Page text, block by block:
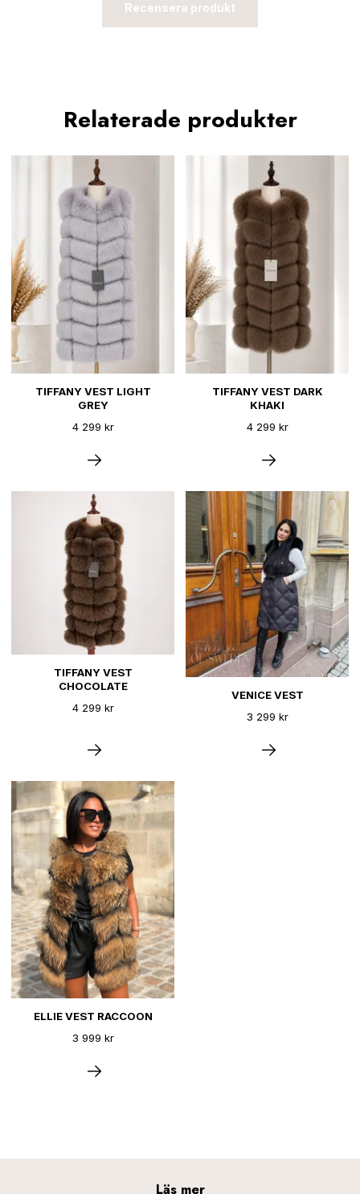
Recensera produkt
Relaterade produkter
TIFFANY VEST LIGHT
GREY
4 299 kr
TIFFANY VEST DARK
KHAKI
4 299 kr
TIFFANY VEST
CHOCOLATE
4 299 kr
VENICE VEST
3 299 kr
ELLIE VEST RACCOON
3 999 kr
Läs mer